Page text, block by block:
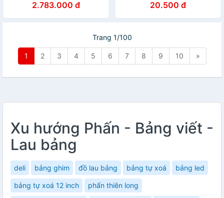
2.783.000 đ 20.500 đ
Trang 1/100
1 2 3 4 5 6 7 8 9 10 »
Xu hướng Phấn - Bảng viết -
Lau bảng
deli bảng ghim đồ lau bảng bảng tự xoá bảng led
bảng tự xoá 12 inch phấn thiên long